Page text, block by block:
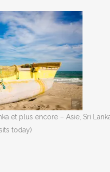
et plus encore – Asie, Sri
today)